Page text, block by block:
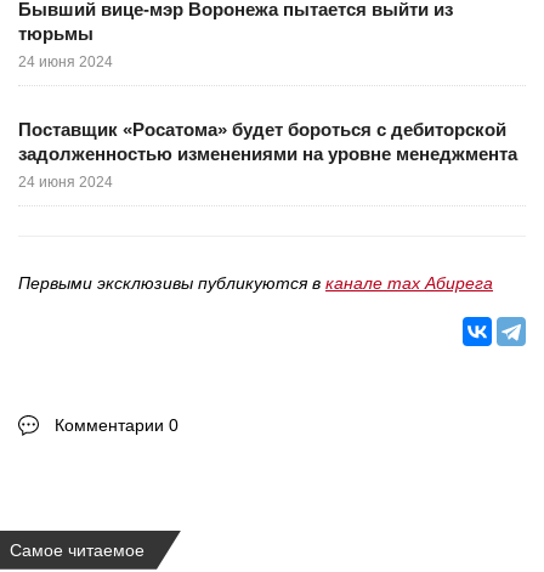
Бывший вице-мэр Воронежа пытается выйти из
тюрьмы
24 июня 2024
Поставщик «Росатома» будет бороться с дебиторской
задолженностью изменениями на уровне менеджмента
24 июня 2024
Первыми эксклюзивы публикуются в канале max Абирега
Комментарии 0
Самое читаемое